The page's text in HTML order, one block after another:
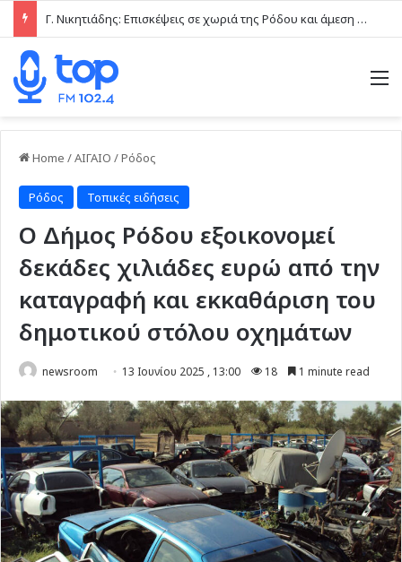
Γ. Νικητιάδης: Επισκέψεις σε χωριά της Ρόδου και άμεση επαφή με τις τοπικές κοινωνίες το τελευταίο δεκαήμερο
Home /ΑΙΓΑΙΟ /Ρόδος
Ρόδος Τοπικές ειδήσεις
Ο Δήμος Ρόδου εξοικονομεί
δεκάδες χιλιάδες ευρώ από την
καταγραφή και εκκαθάριση του
δημοτικού στόλου οχημάτων
newsroom 13 Ιουνίου 2025 , 13:00 18 1 minute read